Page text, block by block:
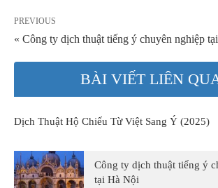
PREVIOUS
« Công ty dịch thuật tiếng ý chuyên nghiệp
BÀI VIẾT LIÊN
Dịch Thuật Hộ Chiếu Từ Việt Sang Ý (2025)
Công ty dịch thuật tiếng ý
tại Hà Nội